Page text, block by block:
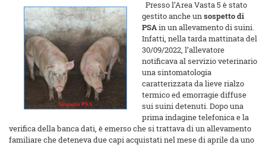
Presso l’Area Vasta 5 è stato
gestito anche unsospetto di
PSAin un allevamento di suini.
Infatti, nella tarda mattinata del
30/09/2022, l’allevatore
notificava al servizio veterinario
una sintomatologia
caratterizzata da lieve rialzo
termico ed emorragie diffuse
sui suini detenuti. Dopo una
prima indagine telefonica e la
verifica della banca dati, è emerso che si trattava di un allevamento
familiare che deteneva due capi acquistati nel mese di aprile da uno